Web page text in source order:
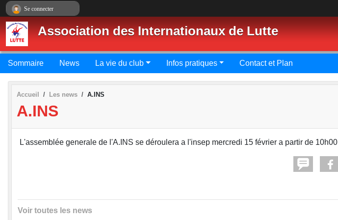
Association des Internationaux de Lutte
Sommaire News La vie du club Infos pratiques Contact et Plan
Accueil Les news A.INS
A.INS
L'assemblée generale de l'A.INS se déroulera a l'insep mercredi 15 février a partir de 10h00
Voir toutes les news
Se connecter
Panneau de gestion des cookies